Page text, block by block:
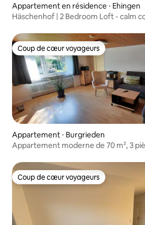
Appartement en résidence ⋅ Ehingen
Häschenhof | 2 Bedroom Loft - calm
Coup de cœur voyageurs
Coup de cœur voyageurs
Appartement ⋅ Burgrieden
Appartement moderne de 70 m², 3
Coup de cœur voyageurs
Coup de cœur voyageurs